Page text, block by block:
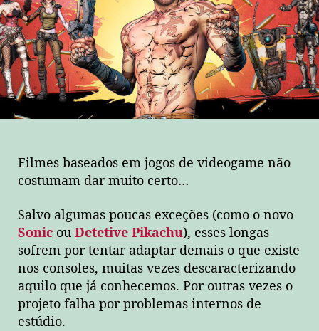
Filmes baseados em jogos de videogame não
costumam dar muito certo…
Salvo algumas poucas exceções (como o novo
Sonic ou Detetive Pikachu), esses longas
sofrem por tentar adaptar demais o que existe
nos consoles, muitas vezes descaracterizando
aquilo que já conhecemos. Por outras vezes o
projeto falha por problemas internos de
estúdio.